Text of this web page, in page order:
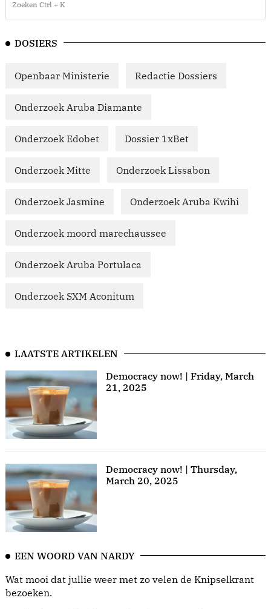
DOSIERS
Openbaar Ministerie Redactie Dossiers
Onderzoek Aruba Diamante
Onderzoek Edobet Dossier 1xBet
Onderzoek Mitte Onderzoek Lissabon
Onderzoek Jasmine Onderzoek Aruba Kwihi
Onderzoek moord marechaussee
Onderzoek Aruba Portulaca
Onderzoek SXM Aconitum
LAATSTE ARTIKELEN
Democracy now! | Friday, March
21, 2025
Democracy now! | Thursday,
March 20, 2025
EEN WOORD VAN NARDY
Wat mooi dat jullie weer met zo velen de Knipselkrant
bezoeken.